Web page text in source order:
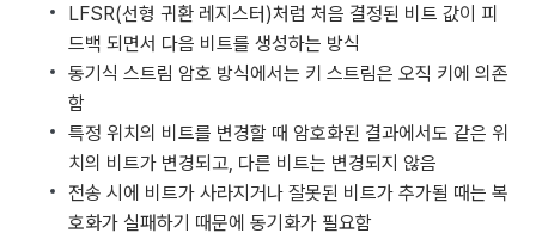
LFSR(선형 귀환 레지스터)처럼 처음 결정된 비트 값이 피
드백 되면서 다음 비트를 생성하는 방식
동기식 스트림 암호 방식에서는 키 스트림은 오직 키에 의존
함
특정 위치의 비트를 변경할 때 암호화된 결과에서도 같은 위
치의 비트가 변경되고, 다른 비트는 변경되지 않음
전송 시에 비트가 사라지거나 잘못된 비트가 추가될 때는 복
호화가 실패하기 때문에 동기화가 필요함